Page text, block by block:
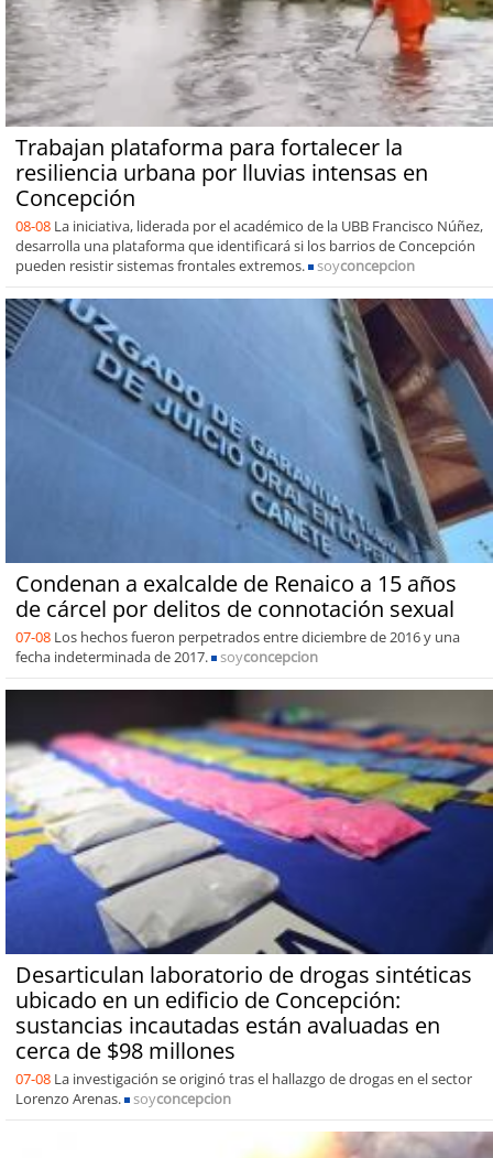
Trabajan plataforma para fortalecer la
resiliencia urbana por lluvias intensas en
Concepción
08-08 La iniciativa, liderada por el académico de la UBB Francisco Núñez,
desarrolla una plataforma que identificará si los barrios de Concepción
pueden resistir sistemas frontales extremos.
soyconcepcion
Condenan a exalcalde de Renaico a 15 años
de cárcel por delitos de connotación sexual
07-08 Los hechos fueron perpetrados entre diciembre de 2016 y una
fecha indeterminada de 2017.
soyconcepcion
Desarticulan laboratorio de drogas sintéticas
ubicado en un edificio de Concepción:
sustancias incautadas están avaluadas en
cerca de $98 millones
07-08 La investigación se originó tras el hallazgo de drogas en el sector
Lorenzo Arenas.
soyconcepcion